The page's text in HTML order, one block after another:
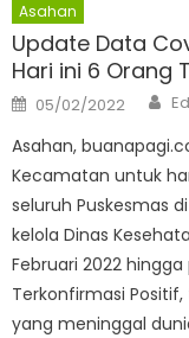
Asahan
Update Data
Hari ini 6 Orang
Posted
on
05/02/2022
Asahan,
Kecamatan untuk
seluruh Puskesmas
kelola Dinas
Februari 2022 hingga
Terkonfirmasi
yang meninggal